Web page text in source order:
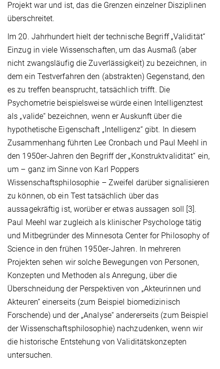
Projekt war und ist, das die Grenzen einzelner Disziplinen
überschreitet.
Im 20. Jahrhundert hielt der technische Begriff „Validität“
Einzug in viele Wissenschaften, um das Ausmaß (aber
nicht zwangsläufig die Zuverlässigkeit) zu bezeichnen, in
dem ein Testverfahren den (abstrakten) Gegenstand, den
es zu treffen beansprucht, tatsächlich trifft. Die
Psychometrie beispielsweise würde einen Intelligenztest
als „valide“ bezeichnen, wenn er Auskunft über die
hypothetische Eigenschaft „Intelligenz“ gibt. In diesem
Zusammenhang führten Lee Cronbach und Paul Meehl in
den 1950er-Jahren den Begriff der „Konstruktvalidität“ ein,
um – ganz im Sinne von Karl Poppers
Wissenschaftsphilosophie – Zweifel darüber signalisieren
zu können, ob ein Test tatsächlich über das
aussagekräftig ist, worüber er etwas aussagen soll [3].
Paul Meehl war zugleich als klinischer Psychologe tätig
und Mitbegründer des Minnesota Center for Philosophy of
Science in den frühen 1950er-Jahren. In mehreren
Projekten sehen wir solche Bewegungen von Personen,
Konzepten und Methoden als Anregung, über die
Überschneidung der Perspektiven von „Akteurinnen und
Akteuren“ einerseits (zum Beispiel biomedizinisch
Forschende) und der „Analyse“ andererseits (zum Beispiel
der Wissenschaftsphilosophie) nachzudenken, wenn wir
die historische Entstehung von Validitätskonzepten
untersuchen.